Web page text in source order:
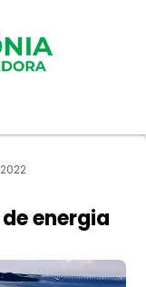
energia